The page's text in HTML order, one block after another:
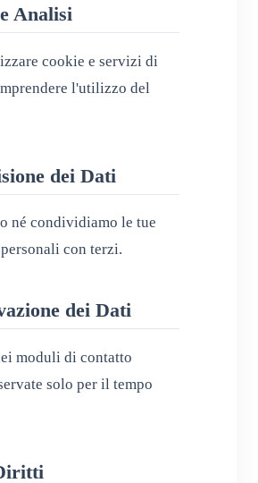
Analisi
cookie e servizi di
l'utilizzo del
dei Dati
né condividiamo le tue
con terzi.
dei Dati
moduli di contatto
solo per il tempo